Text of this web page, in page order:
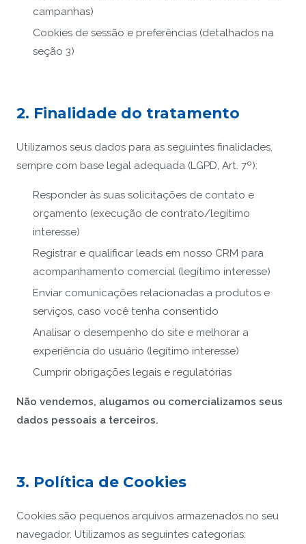
campanhas)
Cookies de sessão e preferências (detalhados na
seção 3)
2. Finalidade do tratamento
Utilizamos seus dados para as seguintes finalidades,
sempre com base legal adequada (LGPD, Art. 7º):
Responder às suas solicitações de contato e
orçamento (execução de contrato/legítimo
interesse)
Registrar e qualificar leads em nosso CRM para
acompanhamento comercial (legítimo interesse)
Enviar comunicações relacionadas a produtos e
serviços, caso você tenha consentido
Analisar o desempenho do site e melhorar a
experiência do usuário (legítimo interesse)
Cumprir obrigações legais e regulatórias
Não vendemos, alugamos ou comercializamos seus
dados pessoais a terceiros.
3. Política de Cookies
Cookies são pequenos arquivos armazenados no seu
navegador. Utilizamos as seguintes categorias: